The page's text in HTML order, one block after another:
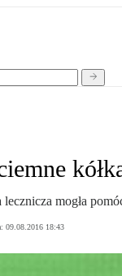
mogła
09.08.2016 18:43